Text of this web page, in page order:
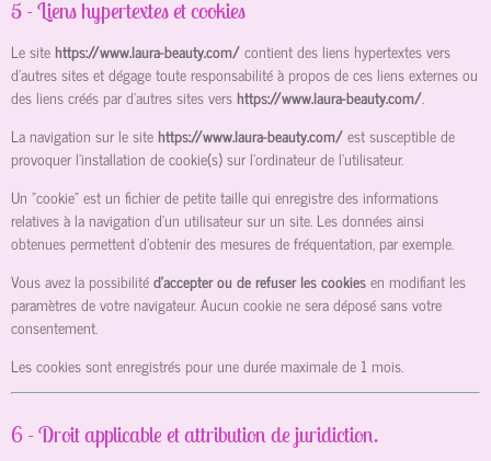
5 - Liens hypertextes et cookies
Le sitehttps://www.laura-beauty.com/contient des liens hypertextes vers
d’autres sites et dégage toute responsabilité à propos de ces liens externes ou
des liens créés par d’autres sites vershttps://www.laura-beauty.com/.
La navigation sur le sitehttps://www.laura-beauty.com/est susceptible de
provoquer l’installation de cookie(s) sur l’ordinateur de l’utilisateur.
Un "cookie" est un fichier de petite taille qui enregistre des informations
relatives à la navigation d’un utilisateur sur un site. Les données ainsi
obtenues permettent d'obtenir des mesures de fréquentation, par exemple.
Vous avez la possibilitéd’accepter ou de refuser les cookiesen modifiant les
paramètres de votre navigateur. Aucun cookie ne sera déposé sans votre
consentement.
Les cookies sont enregistrés pour une durée maximale de 1mois.
6 - Droit applicable et attribution de juridiction.